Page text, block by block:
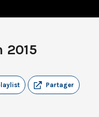
2015
Partager